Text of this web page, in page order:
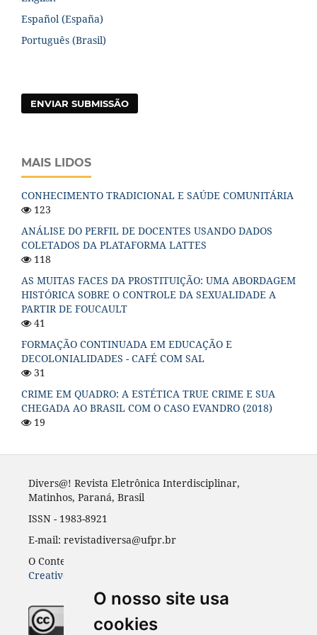
O nosso site usa
cookies
Español (España)
Português (Brasil)
ENVIAR SUBMISSÃO
MAIS LIDOS
CONHECIMENTO TRADICIONAL E SAÚDE COMUNITÁRIA
123
ANÁLISE DO PERFIL DE DOCENTES USANDO DADOS
COLETADOS DA PLATAFORMA LATTES
118
AS MUITAS FACES DA PROSTITUIÇÃO: UMA ABORDAGEM
HISTÓRICA SOBRE O CONTROLE DA SEXUALIDADE A
PARTIR DE FOUCAULT
41
FORMAÇÃO CONTINUADA EM EDUCAÇÃO E
DECOLONIALIDADES - CAFÉ COM SAL
31
CRIME EM QUADRO: A ESTÉTICA TRUE CRIME E SUA
CHEGADA AO BRASIL COM O CASO EVANDRO (2018)
19
Divers@! Revista Eletrônica Interdisciplinar,
Matinhos, Paraná, Brasil
ISSN - 1983-8921
E-mail: revistadiversa@ufpr.br
O Conteúdo desta revista está publicado sob a licença
Creative Common Atribuição 4.0